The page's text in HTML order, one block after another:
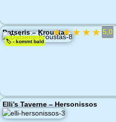
Datseris – Kroustas
🏷️ - kommt bald
★★★★★ 5,0
Elli’s Taverne – Hersonissos